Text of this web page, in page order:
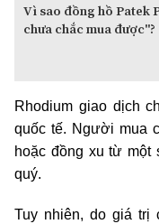
Vì sao đồng hồ Patek
chưa chắc mua được"?
Rhodium giao dịch
quốc tế. Người mua
hoặc đồng xu từ một
quý.
Tuy nhiên, do giá trị